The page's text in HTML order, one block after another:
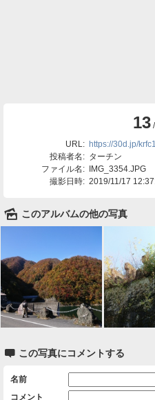
13/
URL: https://30d.jp/
投稿者名: ターチン
ファイル名:
IMG_3354.JPG
撮影日時: 2019/11/17
🌄 このアルバムの他の写真
 この写真にコメントする
名前
コメント